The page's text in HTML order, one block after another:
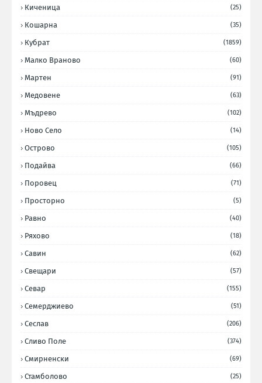
Киченица (25)
Кошарна (35)
Кубрат (1859)
Малко Враново (60)
Мартен (91)
Медовене (63)
Мъдрево (102)
Ново Село (14)
Острово (105)
Подайва (66)
Поровец (71)
Просторно (5)
Равно (40)
Ряхово (18)
Савин (62)
Свещари (57)
Севар (155)
Семерджиево (51)
Сеслав (206)
Сливо Поле (374)
Смирненски (69)
Стамболово (25)